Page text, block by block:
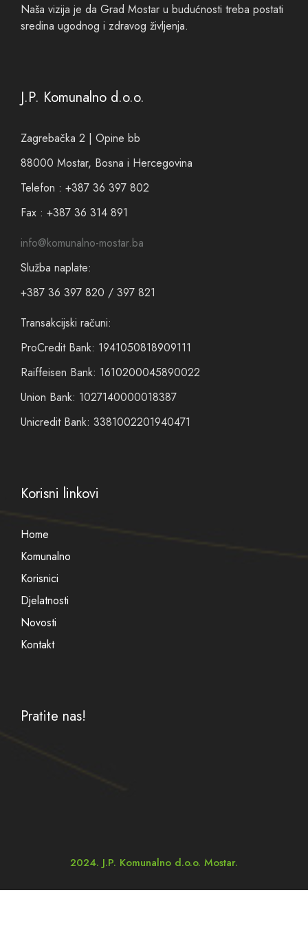
Naša vizija je da Grad Mostar u budućnosti treba postati
sredina ugodnog i zdravog življenja.
J.P. Komunalno d.o.o.
Zagrebačka 2 | Opine bb
88000 Mostar, Bosna i Hercegovina
Telefon : +387 36 397 802
Fax : +387 36 314 891
info@komunalno-mostar.ba
Služba naplate:
+387 36 397 820 / 397 821
Transakcijski računi:
ProCredit Bank: 1941050818909111
Raiffeisen Bank: 1610200045890022
Union Bank: 1027140000018387
Unicredit Bank: 3381002201940471
Korisni linkovi
Home
Komunalno
Korisnici
Djelatnosti
Novosti
Kontakt
Pratite nas!
2024. J.P. Komunalno d.o.o. Mostar.